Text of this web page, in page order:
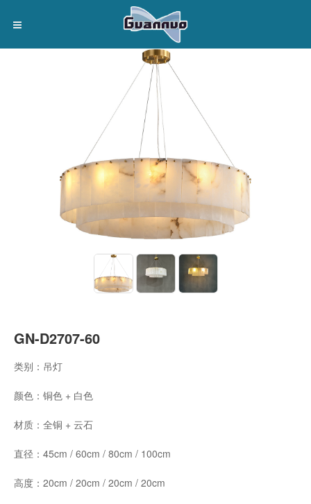
GN-D2707-60
类别：吊灯
颜色：铜色 + 白色
材质：全铜 + 云石
直径：45cm / 60cm / 80cm / 100cm
高度：20cm / 20cm / 20cm / 20cm